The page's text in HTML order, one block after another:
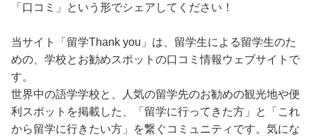
「口コミ」という形でシェアしてください！
当サイト「留学Thank you」は、留学生による留学生のた
めの、学校とお勧めスポットの口コミ情報ウェブサイトで
す。
世界中の語学学校と、人気の留学先のお勧めの観光地や便
利スポットを掲載した、「留学に行ってきた方」と「これ
から留学に行きたい方」を繋ぐコミュニティです。気にな